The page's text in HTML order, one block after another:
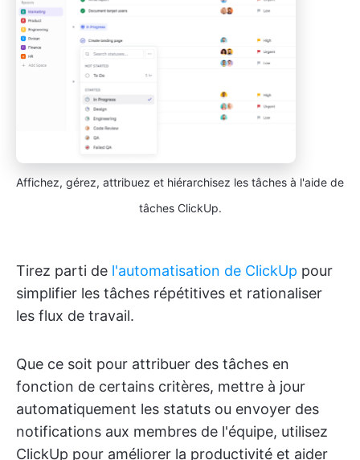
Affichez, gérez, attribuez et hiérarchisez les tâches à l'aide de
tâches ClickUp.
Tirez parti de l'automatisation de ClickUp pour
simplifier les tâches répétitives et rationaliser
les flux de travail.
Que ce soit pour attribuer des tâches en
fonction de certains critères, mettre à jour
automatiquement les statuts ou envoyer des
notifications aux membres de l'équipe, utilisez
ClickUp pour améliorer la productivité et aider